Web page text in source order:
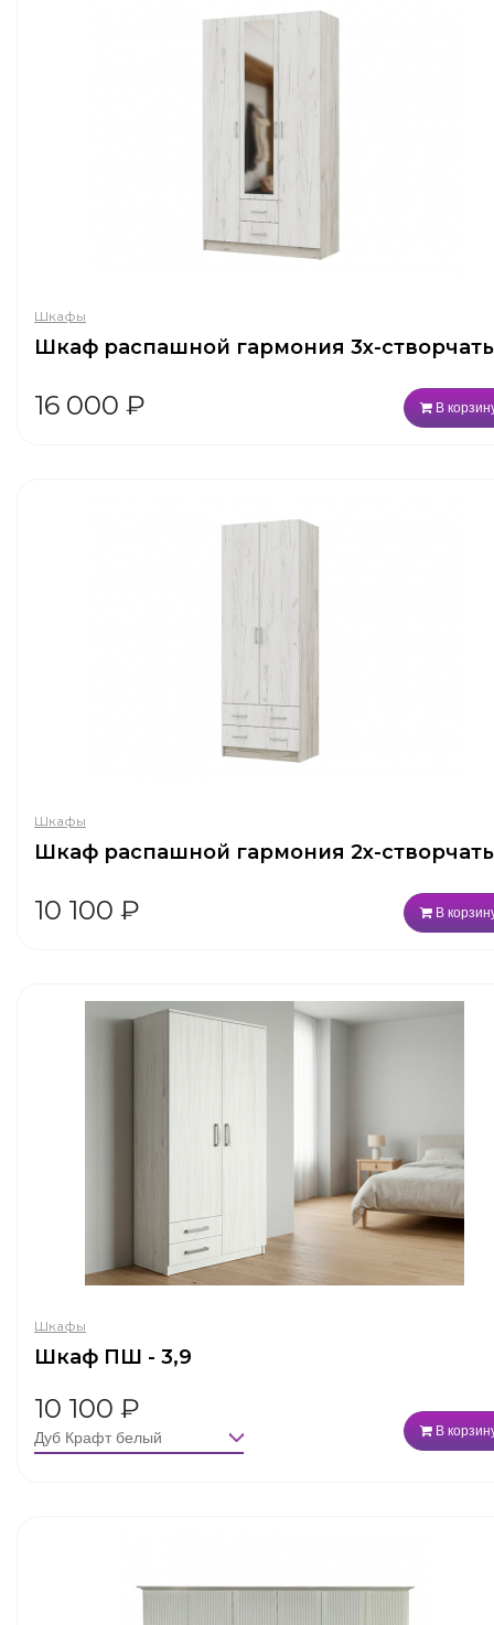
Шкафы
Шкаф распашной гармония 3х-
16 000 ₽ В
Шкафы
Шкаф распашной гармония 2х-
10 100 ₽ В
Шкафы
Шкаф ПШ - 3,9
10 100 ₽
В